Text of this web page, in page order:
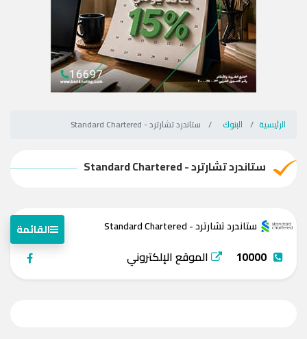
الرئيسية البنوك ستاندرد تشارترد - Standard Chartered
ستاندرد تشارترد - Standard Chartered
ستاندرد تشارترد - Standard Chartered القائمة
10000 الموقع الإلكتروني